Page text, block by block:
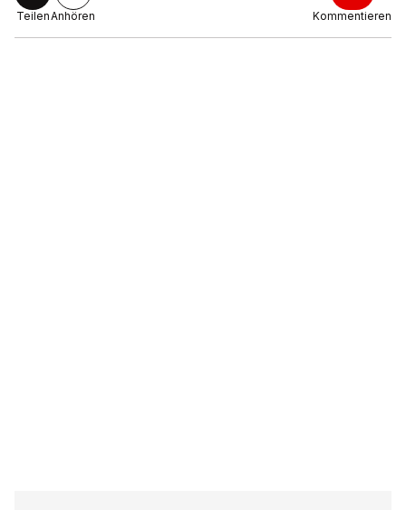
TeilenAnhören Kommentieren